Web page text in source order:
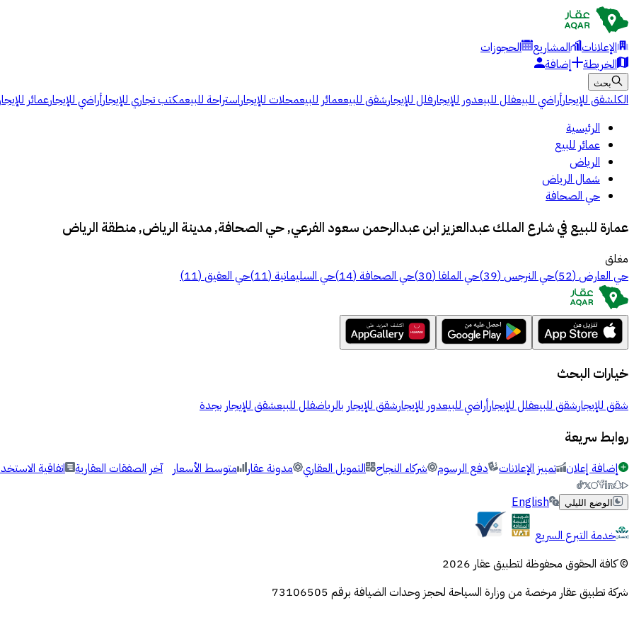
الإعلانات المشاريع
الحجوزات
الخريطة
إضافة
بحث
الكلشقق للإيجارأراضي للبيعفلل للبيعدور للإيجارفلل للإيجارشقق للبيععمائر للبيعمحلات للإيجاراستراحة للبيعمكتب تجاري للإيجارأراضي للإيجارعمائر للإيجار
الرئيسية
عمائر للبيع
الرياض
شمال الرياض
حي الصحافة
عمارة للبيع في شارع الملك عبدالعزيز ابن عبدالرحمن سعود الفرعي, حي الصحافة, مدينة الرياض, منطقة الرياض
مغلق
حي العارض(
52
)حي النرجس(
39
)حي الملقا(
30
)حي الصحافة(
14
)حي السليمانية(
11
)حي العقيق(
11
)
خيارات البحث
شقق للإيجارشقق للبيعفلل للإيجارأراضي للبيعدور للإيجارشقق للإيجار بالرياضفلل للبيعشقق للإيجار بجدة
روابط سريعة
إضافة إعلان تمييز الإعلانات دفع الرسوم شركاء النجاح التمويل العقاري مدونة عقار متوسط الأسعار آخر الصفقات العقارية اتفاقية
الوضع الليلي
English
خدمة التبرع السريع
© كافة الحقوق محفوظة لتطبيق عقار 2026
شركة تطبيق عقار مرخصة من وزارة السياحة لحجز وحدات الضيافة برقم 73106505